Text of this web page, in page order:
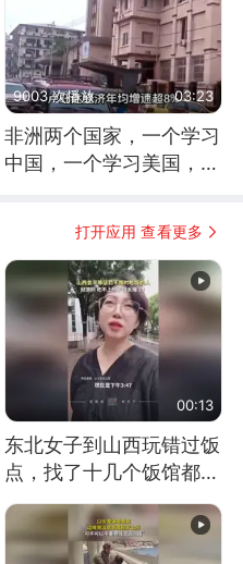
9003 次播放 03:23
非洲两个国家，一个学习
中国，一个学习美国，结
打开应用 查看更多
00:13
东北女子到山西玩错过饭
点，找了十几个饭馆都没
开门：午休到几点